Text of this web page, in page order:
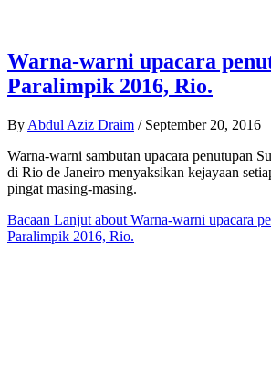
Warna-warni upacara
Paralimpik 2016, Rio.
By Abdul Aziz Draim / September 20, 2016
Warna-warni sambutan upacara penutupan
di Rio de Janeiro menyaksikan kejayaan
pingat masing-masing.
Bacaan Lanjut about Warna-warni upacara
Paralimpik 2016, Rio.